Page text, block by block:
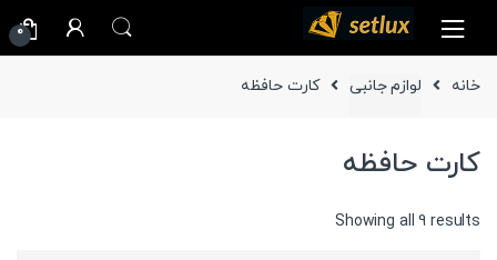
navigation
content
0
خانه لوازم جانبی کارت حافظه
کارت حافظه
Showing all 9 results
Sorted